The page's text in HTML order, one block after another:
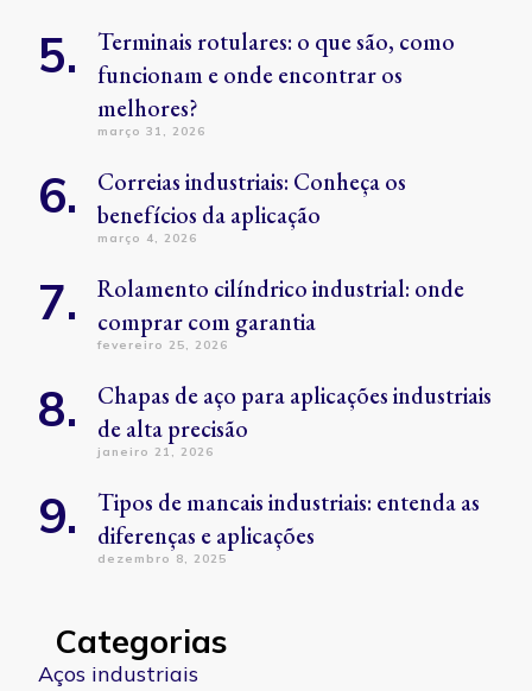
Terminais rotulares: o que são, como
funcionam e onde encontrar os
melhores?
março 31, 2026
Correias industriais: Conheça os
benefícios da aplicação
março 4, 2026
Rolamento cilíndrico industrial: onde
comprar com garantia
fevereiro 25, 2026
Chapas de aço para aplicações industriais
de alta precisão
janeiro 21, 2026
Tipos de mancais industriais: entenda as
diferenças e aplicações
dezembro 8, 2025
Categorias
Aços industriais